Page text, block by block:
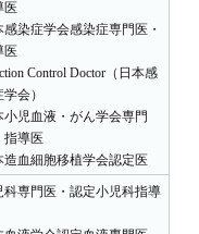
医
感染症学会感染症専門医・
医
Control Doctor（日本感
会）
小児血液・がん学会専門
指導医
造血細胞移植学会認定医
科専門医・認定小児科指導